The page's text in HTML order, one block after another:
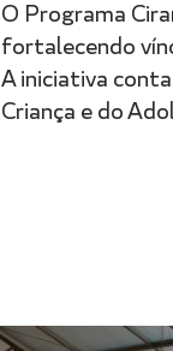
O Programa
fortalecendo
A iniciativa
Criança e do